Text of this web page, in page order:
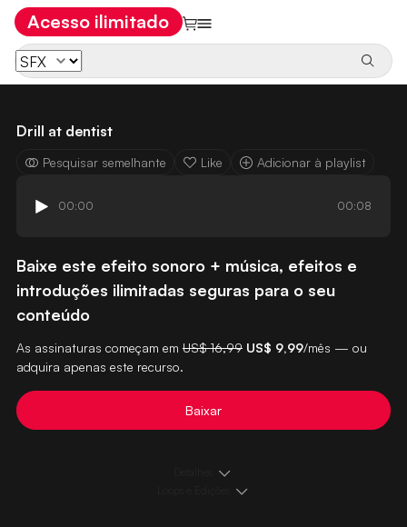
Acesso ilimitado
Drill at dentist
Pesquisar semelhante Like Adicionar à playlist
00:00 00:08
Baixe este efeito sonoro + música, efeitos e
introduções ilimitadas seguras para o seu
conteúdo
As assinaturas começam em US$ 16,99 US$ 9,99/mês — ou
adquira apenas este recurso.
Baixar